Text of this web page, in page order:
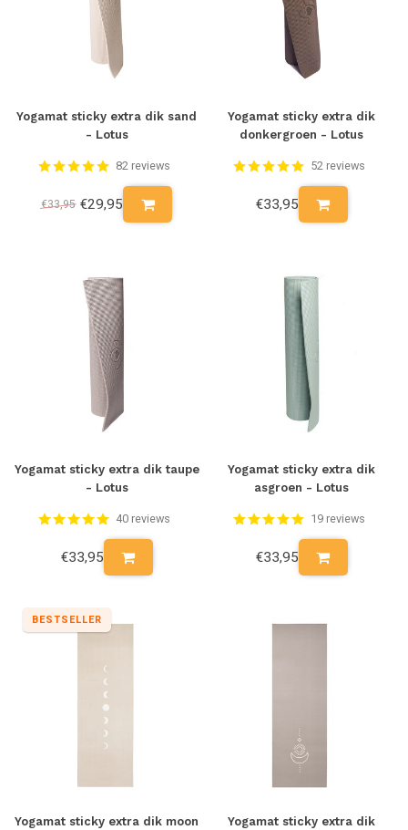
Yogamat sticky extra dik sand
- Lotus
82 reviews
€33,95 €29,95
Yogamat sticky extra dik
donkergroen - Lotus
52 reviews
€33,95
Yogamat sticky extra dik taupe
- Lotus
40 reviews
€33,95
Yogamat sticky extra dik
asgroen - Lotus
19 reviews
€33,95
BESTSELLER
Yogamat sticky extra dik moon
Yogamat sticky extra dik